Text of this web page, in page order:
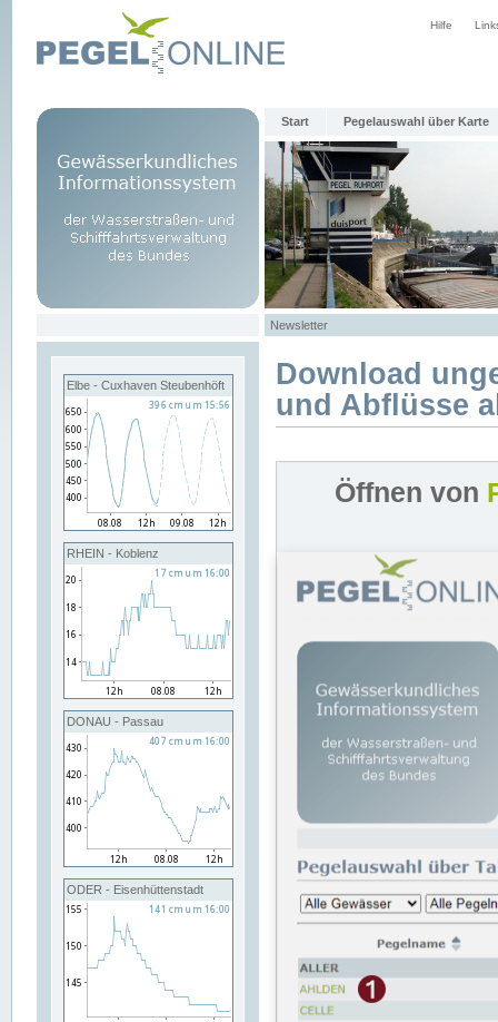
Hilfe
Start Pegelauswahl über Karte
Newsletter
Elbe - Cuxhaven Steubenhöft
RHEIN - Koblenz
DONAU - Passau
ODER - Eisenhüttenstadt
Download
und Abflüsse
Öffnen von